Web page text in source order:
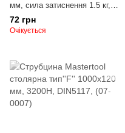
мм, сила затиснення 1.5 кг,
набір 10 шт., (07-0530)
72 грн
Очікується